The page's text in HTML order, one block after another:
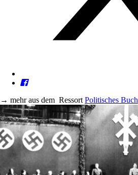
→ mehr aus dem Ressort Politisches Buch